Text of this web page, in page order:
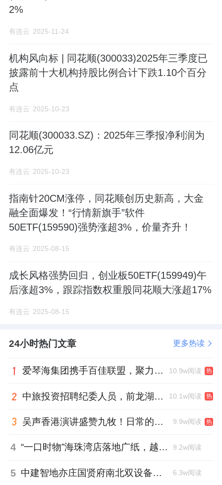
2%
有连云 2025-11-24
机构风向标 | 同花顺(300033)2025年三季度已
披露前十大机构持股比例合计下跌1.10个百分
点
有连云 2025-10-23
同花顺(300033.SZ)：2025年三季报净利润为
12.06亿元
有连云 2025-10-23
指南针20CM涨停，同花顺创历史新高，大金
融全面爆发！“行情新旗手”软件
50ETF(159590)强势涨超3%，价量齐升！
有连云 2025-08-15
成长风格强势回归，创业板50ETF(159949)午
后涨超3%，跟踪指数权重股同花顺大涨超17%
有连云 2025-08-15
24小时热门文章 更多热读
爱琴海集团携手百佳联盟，聚力共拓存量商业新赛道 10.9w阅读 热
中旅投资招聘纪委人员，前龙湖副总裁胡若翔掌舵 10.1w阅读 热
吴声香港演讲盛赞九牧！日常的小锚点变成科技突破点！ 9.9w阅读 热
4 “一口时物”海珠湾店落地广纸，越秀地产以“新鲜现制”商业新场景打造社区高品质生活 9.2w阅读
5 中建智地亦庄国贤府南北双设备平台，得房率创区域新高 6.3w阅读